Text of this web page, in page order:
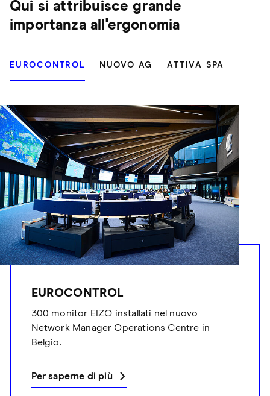
Qui si attribuisce grande
importanza all'ergonomia
EUROCONTROL NUOVO AG ATTIVA SPA
EUROCONTROL
300 monitor EIZO installati nel nuovo
Network Manager Operations Centre in
Belgio.
Per saperne di più